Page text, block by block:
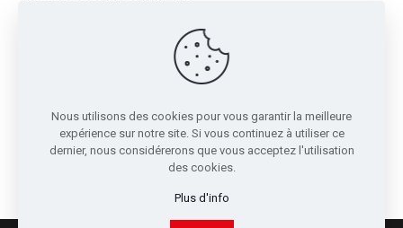
717, Avenue de St Quentin
sori@sori.fr
Nous utilisons des cookies pour vous garantir la meilleure
expérience sur notre site. Si vous continuez à utiliser ce
dernier, nous considérerons que vous acceptez l'utilisation
des cookies.
Plus d'info